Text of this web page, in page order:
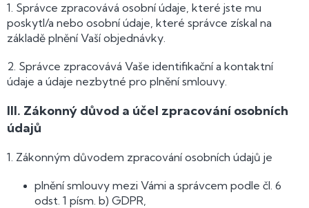
1. Správce zpracovává osobní údaje, které jste mu
poskytl/a nebo osobní údaje, které správce získal na
základě plnění Vaší objednávky.
2. Správce zpracovává Vaše identifikační a kontaktní
údaje a údaje nezbytné pro plnění smlouvy.
III. Zákonný důvod a účel zpracování osobních
údajů
1. Zákonným důvodem zpracování osobních údajů je
plnění smlouvy mezi Vámi a správcem podle čl. 6
odst. 1 písm. b) GDPR,